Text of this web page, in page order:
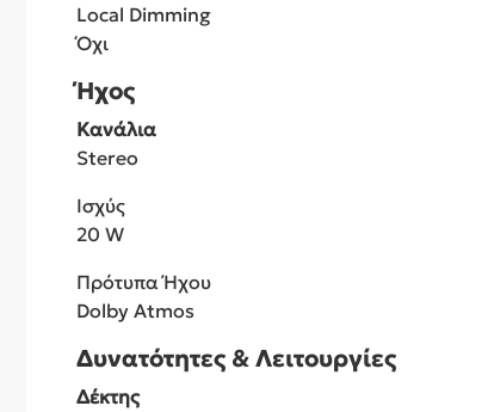
Local Dimming
Όχι
Ήχος
Κανάλια
Stereo
Ισχύς
20 W
Πρότυπα Ήχου
Dolby Atmos
Δυνατότητες & Λειτουργίες
Δέκτης